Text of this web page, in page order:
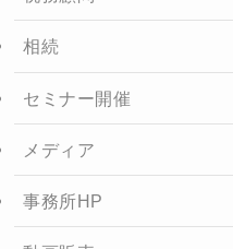
相続
セミナー開催
メディア
事務所HP